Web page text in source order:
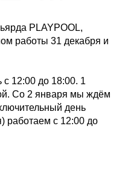
PLAYPOOL,
работы 31 декабря и
с 12:00 до 18:00. 1
Со 2 января мы ждём
день
работаем с 12:00 до